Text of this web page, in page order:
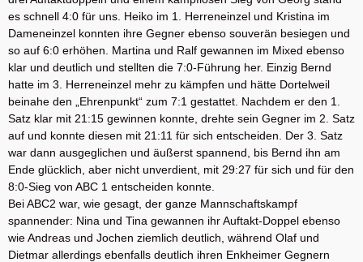
es schnell 4:0 für uns. Heiko im 1. Herreneinzel und Kristina im
Dameneinzel konnten ihre Gegner ebenso souverän besiegen und
so auf 6:0 erhöhen. Martina und Ralf gewannen im Mixed ebenso
klar und deutlich und stellten die 7:0-Führung her. Einzig Bernd
hatte im 3. Herreneinzel mehr zu kämpfen und hätte Dortelweil
beinahe den „Ehrenpunkt“ zum 7:1 gestattet. Nachdem er den 1.
Satz klar mit 21:15 gewinnen konnte, drehte sein Gegner im 2. Satz
auf und konnte diesen mit 21:11 für sich entscheiden. Der 3. Satz
war dann ausgeglichen und äußerst spannend, bis Bernd ihn am
Ende glücklich, aber nicht unverdient, mit 29:27 für sich und für den
8:0-Sieg von ABC 1 entscheiden konnte.
Bei ABC2 war, wie gesagt, der ganze Mannschaftskampf
spannender: Nina und Tina gewannen ihr Auftakt-Doppel ebenso
wie Andreas und Jochen ziemlich deutlich, während Olaf und
Dietmar allerdings ebenfalls deutlich ihren Enkheimer Gegnern